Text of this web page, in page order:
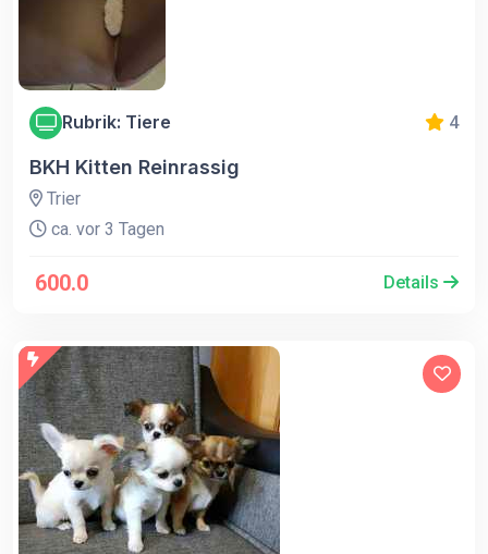
Rubrik: Tiere 4
BKH Kitten Reinrassig
Trier
ca. vor 3 Tagen
600.0 Details